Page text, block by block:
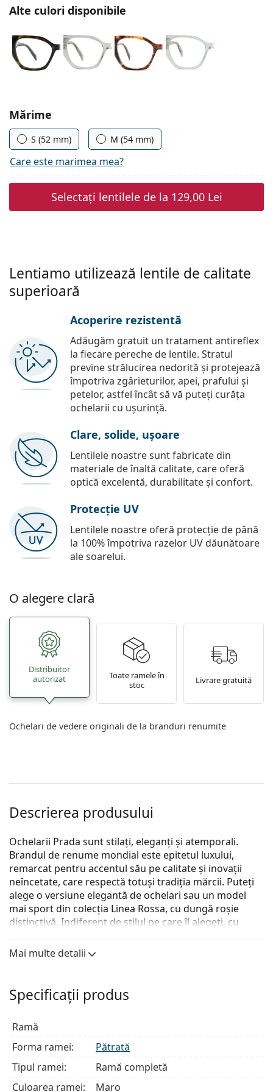
Persol
Prada
Toate mărcile
Alte culori disponibile
Alegeți parametrii
Mărime
S (52 mm) M (54 mm)
Care este marimea mea?
Selectați lentilele de la 129,00 Lei
Lentiamo utilizează lentile de calitate
superioară
Acoperire rezistentă
Adăugăm gratuit un tratament antireflex
la fiecare pereche de lentile. Stratul
previne strălucirea nedorită și protejează
împotriva zgârieturilor, apei, prafului și
petelor, astfel încât să vă puteți curăța
ochelarii cu ușurință.
Clare, solide, ușoare
Lentilele noastre sunt fabricate din
materiale de înaltă calitate, care oferă
optică excelentă, durabilitate și confort.
Protecție UV
Lentilele noastre oferă protecție de până
la 100% împotriva razelor UV dăunătoare
ale soarelui.
O alegere clară
Distribuitor
autorizat
Toate ramele în
stoc
Livrare gratuită
Ochelari de vedere originali de la branduri renumite
Descrierea produsului
Ochelarii Prada sunt stilați, eleganți și atemporali.
Brandul de renume mondial este epitetul luxului,
remarcat pentru accentul său pe calitate și inovații
neîncetate, care respectă totuși tradiția mărcii. Puteți
alege o versiune elegantă de ochelari sau un model
mai sport din colecția Linea Rossa, cu dungă roșie
distinctivă. Indiferent de stilul pe care îl alegeți, cu
Prada 0PR 18WV 2AU1O1
Descoperă cum ți se potrivesc acești ochelari de
vedere cu ajutorul funcției Probează ochelari de
Ramă ochelari
Culoarea maro a ramei se potrivește perfect cu un
ton cald al pielii și cu părul șaten deschis, negru sau
blond închis.
Mai multe detalii
Specificații produs
Ramă
Forma ramei:
Pătrată
Tipul ramei:
Ramă completă
Culoarea ramei:
Maro